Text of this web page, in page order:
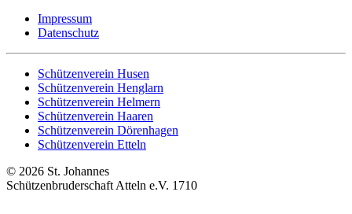
Impressum
Datenschutz
Schützenverein Husen
Schützenverein Henglarn
Schützenverein Helmern
Schützenverein Haaren
Schützenverein Dörenhagen
Schützenverein Etteln
© 2026 St. Johannes
Schützenbruderschaft Atteln e.V. 1710